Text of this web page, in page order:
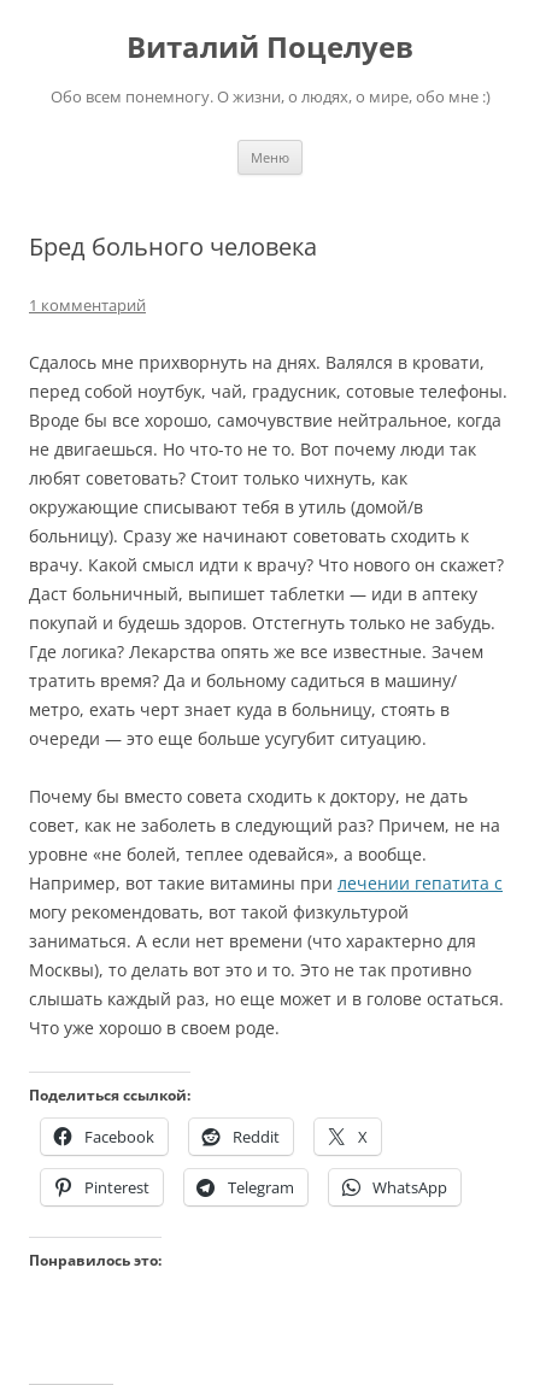
содержимомуВиталий Поцелуев
Обо всем понемногу. О жизни, о людях, о мире, обо мне :)
Меню
Бред больного человека
1 комментарий
Сдалось мне прихворнуть на днях. Валялся в кровати,
перед собой ноутбук, чай, градусник, сотовые телефоны.
Вроде бы все хорошо, самочувствие нейтральное, когда
не двигаешься. Но что-то не то. Вот почему люди так
любят советовать? Стоит только чихнуть, как
окружающие списывают тебя в утиль (домой/в
больницу). Сразу же начинают советовать сходить к
врачу. Какой смысл идти к врачу? Что нового он скажет?
Даст больничный, выпишет таблетки — иди в аптеку
покупай и будешь здоров. Отстегнуть только не забудь.
Где логика? Лекарства опять же все известные. Зачем
тратить время? Да и больному садиться в машину/
метро, ехать черт знает куда в больницу, стоять в
очереди — это еще больше усугубит ситуацию.
Почему бы вместо совета сходить к доктору, не дать
совет, как не заболеть в следующий раз? Причем, не на
уровне «не болей, теплее одевайся», а вообще.
Например, вот такие витамины при лечении гепатита с
могу рекомендовать, вот такой физкультурой
заниматься. А если нет времени (что характерно для
Москвы), то делать вот это и то. Это не так противно
слышать каждый раз, но еще может и в голове остаться.
Что уже хорошо в своем роде.
Поделиться ссылкой:
Facebook Reddit X
Pinterest Telegram WhatsApp
Понравилось это: